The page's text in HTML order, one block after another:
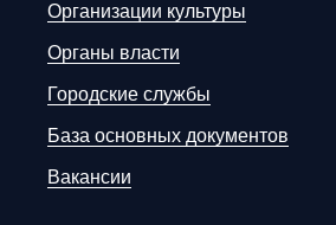
Организации культуры
Органы власти
Городские службы
База основных документов
Вакансии